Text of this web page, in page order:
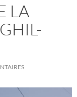
LA